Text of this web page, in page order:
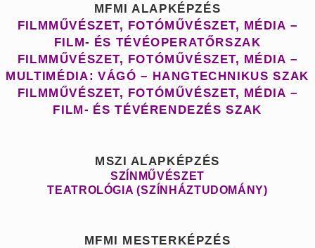
MFMI ALAPKÉPZÉS
FILMMŰVÉSZET, FOTÓMŰVÉSZET, MÉDIA –
FILM- ÉS TÉVÉOPERATŐRSZAK
FILMMŰVÉSZET, FOTÓMŰVÉSZET, MÉDIA –
MULTIMÉDIA: VÁGÓ – HANGTECHNIKUS SZAK
FILMMŰVÉSZET, FOTÓMŰVÉSZET, MÉDIA –
FILM- ÉS TÉVÉRENDEZÉS SZAK
MSZI ALAPKÉPZÉS
SZÍNMŰVÉSZET
TEATROLÓGIA (SZÍNHÁZTUDOMÁNY)
MFMI MESTERKÉPZÉS